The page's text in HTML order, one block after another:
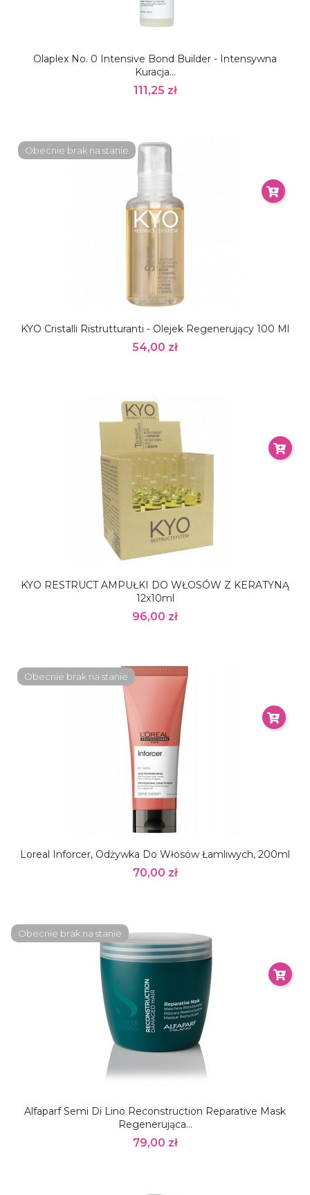
Olaplex No. 0 Intensive Bond Builder - Intensywna
Kuracja...
111,25 zł
KYO Cristalli Ristrutturanti - Olejek Regenerujący 100 Ml
54,00 zł
Obecnie brak na stanie
KYO RESTRUCT AMPUŁKI DO WŁOSÓW Z KERATYNĄ
12x10ml
96,00 zł
Loreal Inforcer, Odżywka Do Włosów Łamliwych, 200ml
70,00 zł
Obecnie brak na stanie
Alfaparf Semi Di Lino Reconstruction Reparative Mask
Regenerująca...
79,00 zł
Obecnie brak na stanie